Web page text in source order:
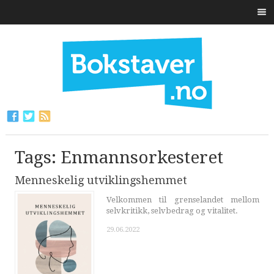
Tags: Enmannsorkesteret
Menneskelig utviklingshemmet
Velkommen til grenselandet mellom
selvkritikk, selvbedrag og vitalitet.
29.06.2022